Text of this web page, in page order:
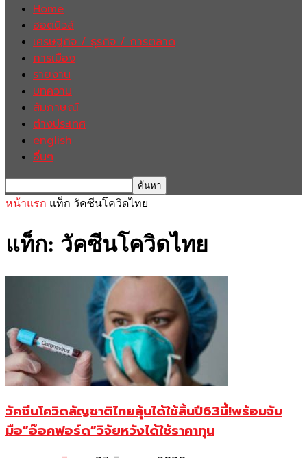
Home
ฮอตนิวส์
เศรษฐกิจ / ธุรกิจ / การตลาด
การเมือง
รายงาน
บทความ
สัมภาษณ์
ต่างประเทศ
english
อื่นๆ
หน้าแรก แท็ก วัคซีนโควิดไทย
แท็ก: วัคซีนโควิดไทย
วัคซีนโควิดสัญชาติไทยลุ้นได้ใช้สิ้นปี63นี้!พร้อมจับ
มือ”อ๊อคฟอร์ด”วิจัยหวังได้ใช้ราคาทุน